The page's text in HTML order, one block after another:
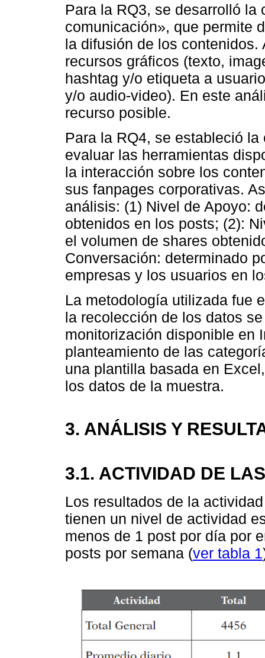
Para la RQ3, se desarrolló la
comunicación», que permite
la difusión de los
recursos gráficos (texto,
hashtag y/o etiqueta a
y/o audio-video). En este
recurso posible.
Para la RQ4, se estableció
evaluar las herramientas
la interacción sobre los
sus fanpages corporativas.
análisis: (1) Nivel de Apoyo:
obtenidos en los posts; (2):
el volumen de shares
Conversación: determinado
empresas y los usuarios en
La metodología utilizada fue
la recolección de los datos
monitorización disponible en
planteamiento de las
una plantilla basada en
los datos de la muestra.
3. ANÁLISIS Y
3.1. ACTIVIDAD DE
Los resultados de la
tienen un nivel de actividad
menos de 1 post por día por
posts por semana (ver tabla 1